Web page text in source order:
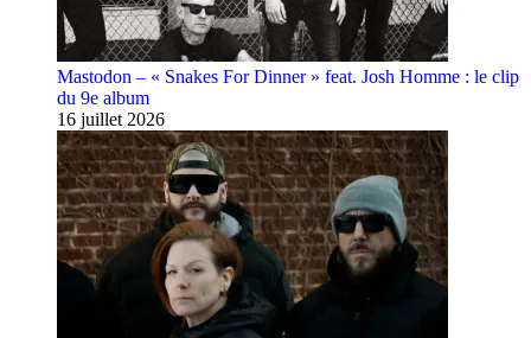
Mastodon – « Snakes For Dinner » feat. Josh Homme : le clip
du 9e album
16 juillet 2026